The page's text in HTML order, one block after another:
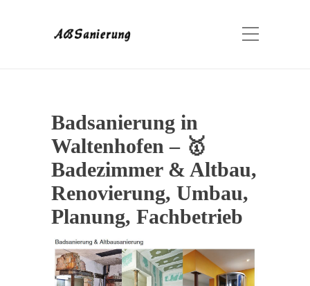
Badsanierung in
Waltenhofen – 🥇
Badezimmer & Altbau,
Renovierung, Umbau,
Planung, Fachbetrieb